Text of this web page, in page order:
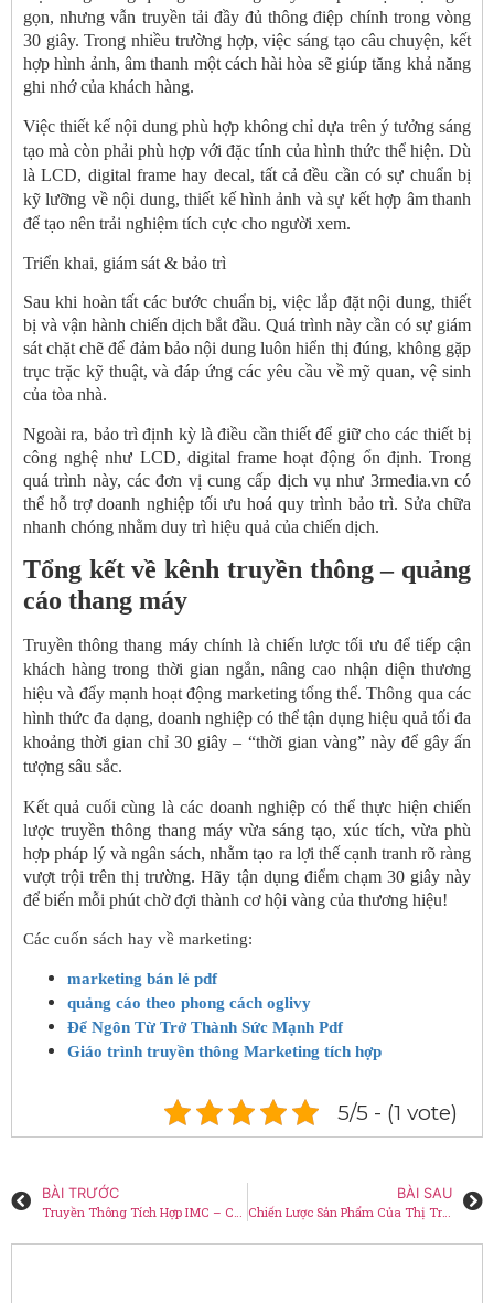
gọn, nhưng vẫn truyền tải đầy đủ thông điệp chính trong vòng
30 giây. Trong nhiều trường hợp, việc sáng tạo câu chuyện, kết
hợp hình ảnh, âm thanh một cách hài hòa sẽ giúp tăng khả năng
ghi nhớ của khách hàng.
Việc thiết kế nội dung phù hợp không chỉ dựa trên ý tưởng sáng
tạo mà còn phải phù hợp với đặc tính của hình thức thể hiện. Dù
là LCD, digital frame hay decal, tất cả đều cần có sự chuẩn bị
kỹ lưỡng về nội dung, thiết kế hình ảnh và sự kết hợp âm thanh
để tạo nên trải nghiệm tích cực cho người xem.
Triển khai, giám sát & bảo trì
Sau khi hoàn tất các bước chuẩn bị, việc lắp đặt nội dung, thiết
bị và vận hành chiến dịch bắt đầu. Quá trình này cần có sự giám
sát chặt chẽ để đảm bảo nội dung luôn hiển thị đúng, không gặp
trục trặc kỹ thuật, và đáp ứng các yêu cầu về mỹ quan, vệ sinh
của tòa nhà.
Ngoài ra, bảo trì định kỳ là điều cần thiết để giữ cho các thiết bị
công nghệ như LCD, digital frame hoạt động ổn định. Trong
quá trình này, các đơn vị cung cấp dịch vụ như 3rmedia.vn có
thể hỗ trợ doanh nghiệp tối ưu hoá quy trình bảo trì. Sửa chữa
nhanh chóng nhằm duy trì hiệu quả của chiến dịch.
Tổng kết về kênh truyền thông – quảng
cáo thang máy
Truyền thông thang máy chính là chiến lược tối ưu để tiếp cận
khách hàng trong thời gian ngắn, nâng cao nhận diện thương
hiệu và đẩy mạnh hoạt động marketing tổng thể. Thông qua các
hình thức đa dạng, doanh nghiệp có thể tận dụng hiệu quả tối đa
khoảng thời gian chỉ 30 giây – “thời gian vàng” này để gây ấn
tượng sâu sắc.
Kết quả cuối cùng là các doanh nghiệp có thể thực hiện chiến
lược truyền thông thang máy vừa sáng tạo, xúc tích, vừa phù
hợp pháp lý và ngân sách, nhằm tạo ra lợi thế cạnh tranh rõ ràng
vượt trội trên thị trường. Hãy tận dụng điểm chạm 30 giây này
để biến mỗi phút chờ đợi thành cơ hội vàng của thương hiệu!
Các cuốn sách hay về marketing:
marketing bán lẻ pdf
quảng cáo theo phong cách oglivy
Để Ngôn Từ Trở Thành Sức Mạnh Pdf
Giáo trình truyền thông Marketing tích hợp
5/5 - (1 vote)
BÀI TRƯỚC
Truyền Thông Tích Hợp IMC – Chiến Lược Hiệu Quả
BÀI SAU
Chiến Lược Sản Phẩm Của Thị Trường Việt Nam